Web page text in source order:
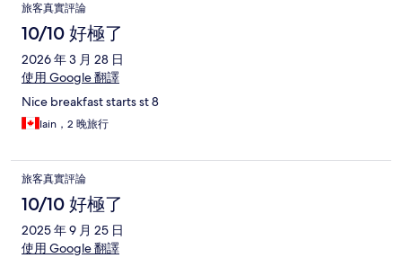
旅客真實評論
10/10 好極了
2026 年 3 月 28 日
使用 Google 翻譯
Nice breakfast starts st 8
Iain，2 晚旅行
旅客真實評論
10/10 好極了
2025 年 9 月 25 日
使用 Google 翻譯